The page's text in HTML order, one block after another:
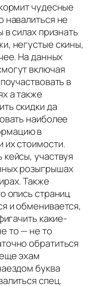
чудесные
навалиться не
силах признать
негустые скины,
На данных
включая
в
а также
скидки да
наиболее
в
стоимости.
участвуя
розыгрышах
Также
опись страниц
и обменивается,
какие-
то — не то
обратиться
эхам
буква
спец.